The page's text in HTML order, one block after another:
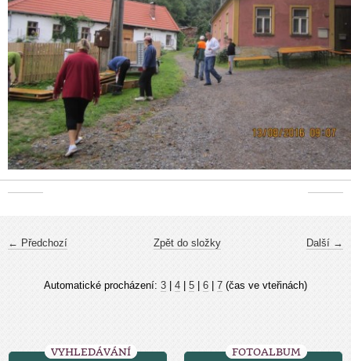
← Předchozí Další →
Zpět do složky
Automatické procházení: 3 4 5 6 7 (čas ve vteřinách)
VYHLEDÁVÁNÍ FOTOALBUM